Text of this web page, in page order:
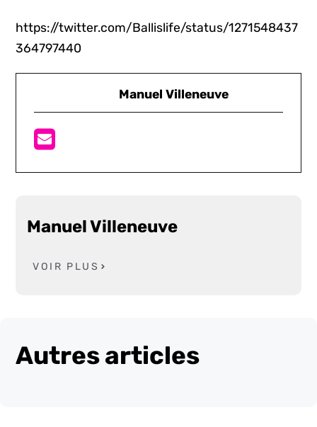
https://twitter.com/Ballislife/status/1271548437
364797440
Manuel Villeneuve
Manuel Villeneuve
VOIR PLUS
Autres articles